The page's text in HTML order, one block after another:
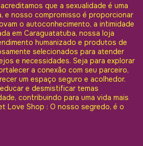
que a sexualidade é uma
e nosso compromisso é proporcionar
o autoconhecimento, a intimidade
em Caraguatatuba, nossa loja
humanizado e produtos de
selecionados para atender
e necessidades. Seja para explorar
a conexão com seu parceiro,
um espaço seguro e acolhedor.
e desmistificar temas
contribuindo para uma vida mais
Love Shop : O nosso segredo, é o